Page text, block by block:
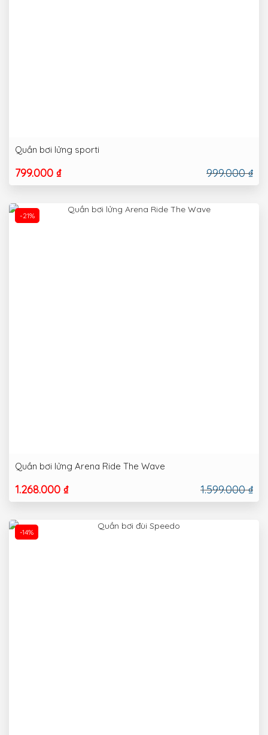
Quần bơi lửng sporti
799.000 ₫ 999.000 ₫
-21%
Quần bơi lửng Arena Ride The Wave
1.268.000 ₫ 1.599.000 ₫
-14%